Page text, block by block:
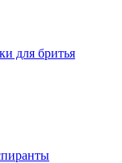
для бритья